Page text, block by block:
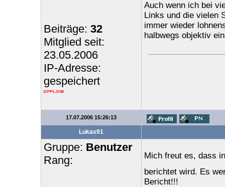
Beiträge: 32
Mitglied seit:
23.05.2006
IP-Adresse:
gespeichert
Auch wenn ich bei
Links und die vielen
immer wieder
halbwegs objektiv
17.07.2006 15:26:13
Lukas91
Gruppe: Benutzer
Rang:
Mich freut es, dass
berichtet wird. Es
Bericht!!!